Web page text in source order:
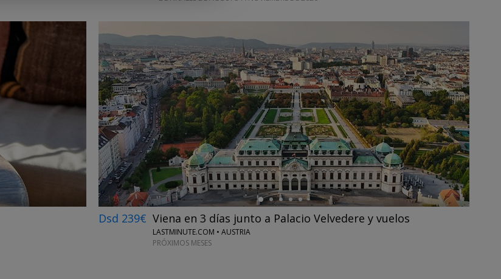
→
←
Dsd 239€ Viena en 3 días junto a Palacio Velvedere y vuelos
LASTMINUTE.COM • AUSTRIA
PRÓXIMOS MESES